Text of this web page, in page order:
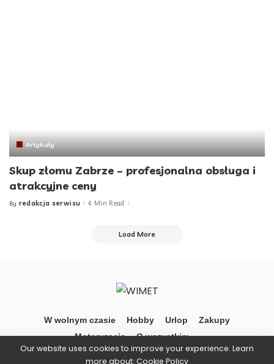
Artykuły
Skup złomu Zabrze – profesjonalna obsługa i
atrakcyjne ceny
Posted
By redakcja serwisu 4 Min Read
Load More
W wolnym czasie Hobby Urlop
Zakupy
Motoryzacja
O wszystkim …
Our website uses cookies to improve your experience. Learn
more about: Cookie Policy